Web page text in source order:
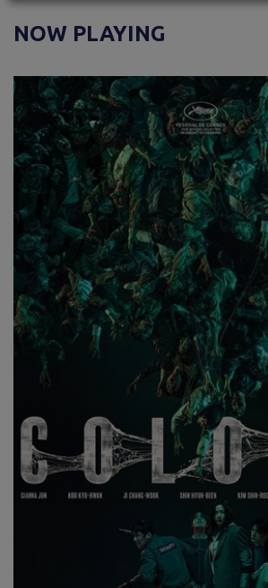
NOW PLAYING